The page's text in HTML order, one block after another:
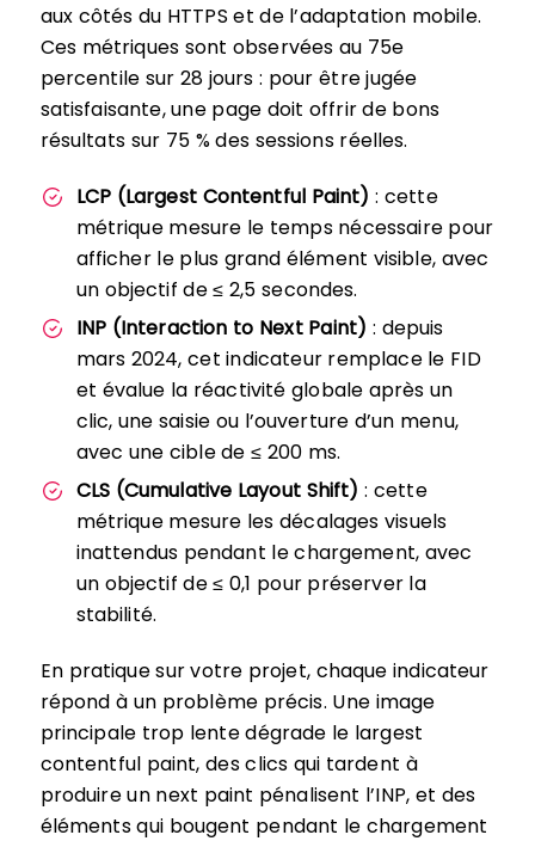
aux côtés du HTTPS et de l’adaptation mobile.
Ces métriques sont observées au 75e
percentile sur 28 jours : pour être jugée
satisfaisante, une page doit offrir de bons
résultats sur 75 % des sessions réelles.
LCP (Largest Contentful Paint) : cette
métrique mesure le temps nécessaire pour
afficher le plus grand élément visible, avec
un objectif de ≤ 2,5 secondes.
INP (Interaction to Next Paint) : depuis
mars 2024, cet indicateur remplace le FID
et évalue la réactivité globale après un
clic, une saisie ou l’ouverture d’un menu,
avec une cible de ≤ 200 ms.
CLS (Cumulative Layout Shift) : cette
métrique mesure les décalages visuels
inattendus pendant le chargement, avec
un objectif de ≤ 0,1 pour préserver la
stabilité.
En pratique sur votre projet, chaque indicateur
répond à un problème précis. Une image
principale trop lente dégrade le largest
contentful paint, des clics qui tardent à
produire un next paint pénalisent l’INP, et des
éléments qui bougent pendant le chargement